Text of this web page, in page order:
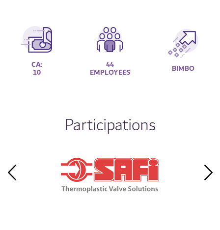
CA:
10
44
EMPLOYEES BIMBO
Participations